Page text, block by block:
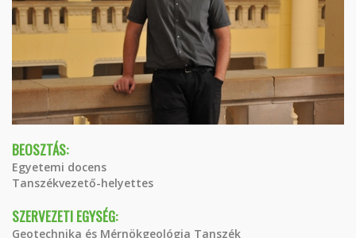
BEOSZTÁS:
Egyetemi docens
Tanszékvezető-helyettes
SZERVEZETI EGYSÉG:
Geotechnika és Mérnökgeológia Tanszék